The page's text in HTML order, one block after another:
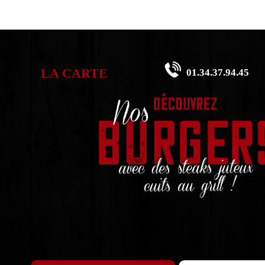
LA CARTE 01.34.37.94.45